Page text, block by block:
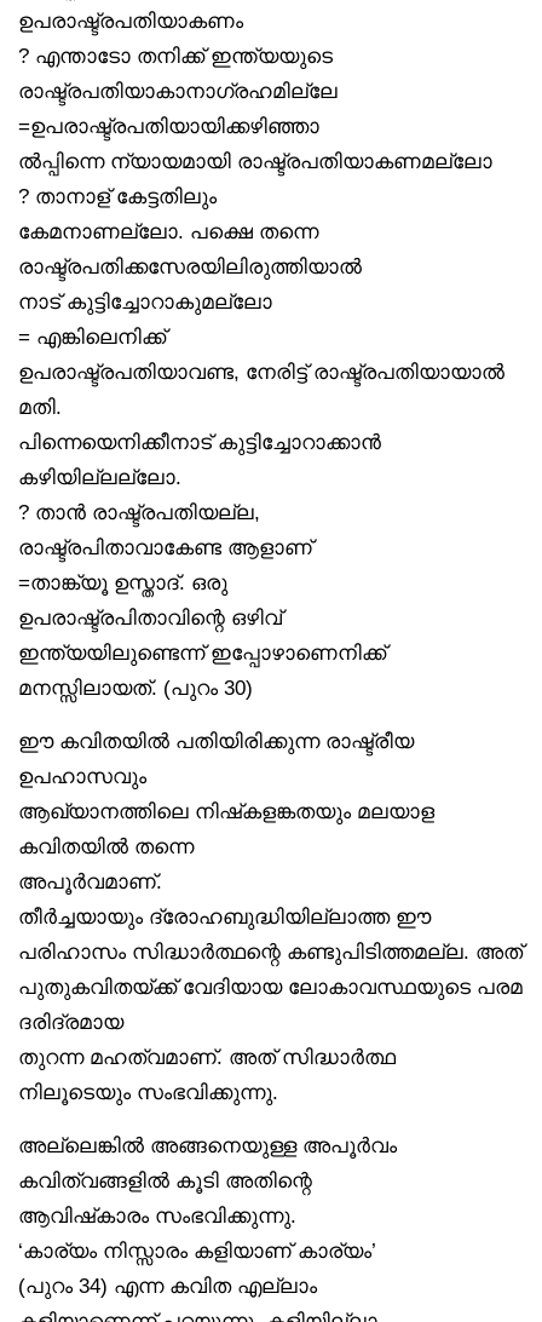
ഉപരാഷ്ട്രപതിയാകണം
? എന്താടോ തനിക്ക് ഇന്ത്യയുടെ
രാഷ്ട്രപതിയാകാനാഗ്രഹമില്ലേ
=ഉപരാഷ്ട്രപതിയായിക്കഴിഞ്ഞാ
ൽപ്പിന്നെ ന്യായമായി രാഷ്ട്രപതിയാകണമല്ലോ
? താനാള് കേട്ടതിലും
കേമനാണല്ലോ. പക്ഷെ തന്നെ
രാഷ്ട്രപതിക്കസേരയിലിരുത്തിയാൽ
നാട് കുട്ടിച്ചോറാകുമല്ലോ
= എങ്കിലെനിക്ക്
ഉപരാഷ്ട്രപതിയാവണ്ട, നേരിട്ട് രാഷ്ട്രപതിയായാൽ
മതി.
പിന്നെയെനിക്കീനാട് കുട്ടിച്ചോറാക്കാൻ
കഴിയില്ലല്ലോ.
? താൻ രാഷ്ട്രപതിയല്ല,
രാഷ്ട്രപിതാവാകേണ്ട ആളാണ്
=താങ്ക്യൂ ഉസ്താദ്. ഒരു
ഉപരാഷ്ട്രപിതാവിന്റെ ഒഴിവ്
ഇന്ത്യയിലുണ്ടെന്ന് ഇപ്പോഴാണെനിക്ക്
മനസ്സിലായത്. (പുറം 30)
ഈ കവിതയിൽ പതിയിരിക്കുന്ന രാഷ്ട്രീയ
ഉപഹാസവും
ആഖ്യാനത്തിലെ നിഷ്‌കളങ്കതയും മലയാള
കവിതയിൽ തന്നെ
അപൂർവമാണ്.
തീർച്ചയായും ദ്രോഹബുദ്ധിയില്ലാത്ത ഈ
പരിഹാസം സിദ്ധാർത്ഥന്റെ കണ്ടുപിടിത്തമല്ല. അത്
പുതുകവിതയ്ക്ക് വേദിയായ ലോകാവസ്ഥയുടെ പരമ
ദരിദ്രമായ
തുറന്ന മഹത്വമാണ്. അത് സിദ്ധാർത്ഥ
നിലൂടെയും സംഭവിക്കുന്നു.
അല്ലെങ്കിൽ അങ്ങനെയുള്ള അപൂർവം
കവിത്വങ്ങളിൽ കൂടി അതിന്റെ
ആവിഷ്‌കാരം സംഭവിക്കുന്നു.
‘കാര്യം നിസ്സാരം കളിയാണ് കാര്യം’
(പുറം 34) എന്ന കവിത എല്ലാം